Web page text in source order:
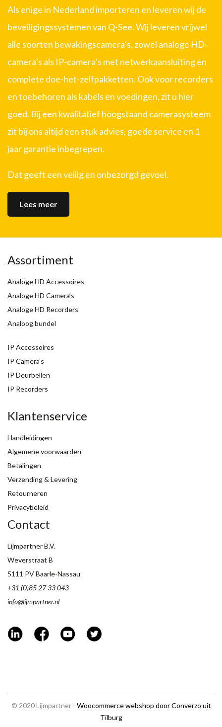
Als enige in Nederland importeren en leveren wij de
beveiligingssystemen van Q-See. Wij leveren vrijwel
alle soorten bewakingscamera’s, zowel analoge HD-
camera’s als IP-camera’s met netwerkaansluiting en
complete doe-het-zelfpakketten. Ook voor recorders
en toebehoren als kabels en voedingen, zit u hier
goed. Bij een kwalitatief hoogstaand camerasysteem
zit bij ons altijd een stuk advies, goede service en 1
jaar garantie inbegrepen.
Dat geeft een veilig en onbezorgd gevoel.
Lees meer
Assortiment
Analoge HD Accessoires
Analoge HD Camera’s
Analoge HD Recorders
Analoog bundel
IP Accessoires
IP Camera’s
IP Deurbellen
IP Recorders
Klantenservice
Handleidingen
Algemene voorwaarden
Betalingen
Verzending & Levering
Retourneren
Privacybeleid
Contact
Lijmpartner B.V.
Weverstraat B
5111 PV Baarle-Nassau
+31 (0)85 27 33 043
info@lijmpartner.nl
© 2020 Lijmpartner - Woocommerce webshop door Converzo uit
Tilburg